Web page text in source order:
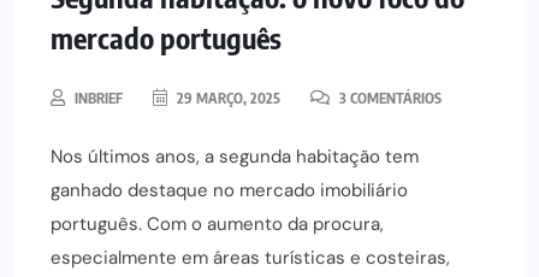
mercado português
INBRIEF 29 MARÇO, 2025 3 COMENTÁRIOS
Nos últimos anos, a segunda habitação tem
ganhado destaque no mercado imobiliário
português. Com o aumento da procura,
especialmente em áreas turísticas e costeiras,